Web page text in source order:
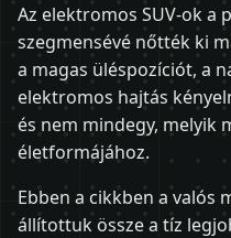
Az elektromos SUV-ok a
szegmensévé nőtték ki
a magas üléspozíciót, a
elektromos hajtás
és nem mindegy, melyik
életformájához.
Ebben a cikkben a valós
állítottuk össze a tíz